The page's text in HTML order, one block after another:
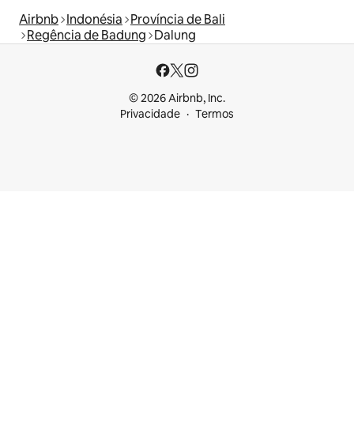
Airbnb Indonésia Província de Bali
Regência de Badung Dalung
© 2026 Airbnb, Inc.
Privacidade
Termos